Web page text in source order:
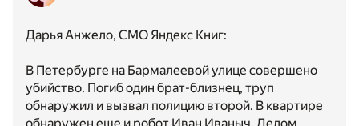
Дарья Анжело, СМО Яндекс Книг:
В Петербурге на Бармалеевой улице совершено
убийство. Погиб один брат-близнец, труп
обнаружил и вызвал полицию второй. В квартире